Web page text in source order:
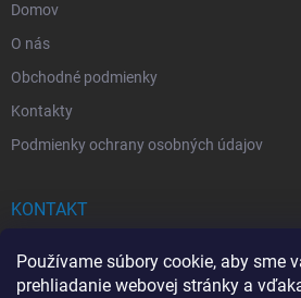
Používame súbory cookie, aby sme
prehliadanie webovej stránky a
Domov
O nás
Obchodné podmienky
Kontakty
Podmienky ochrany osobných údajov
KONTAKT
info@drogerkovo.sk